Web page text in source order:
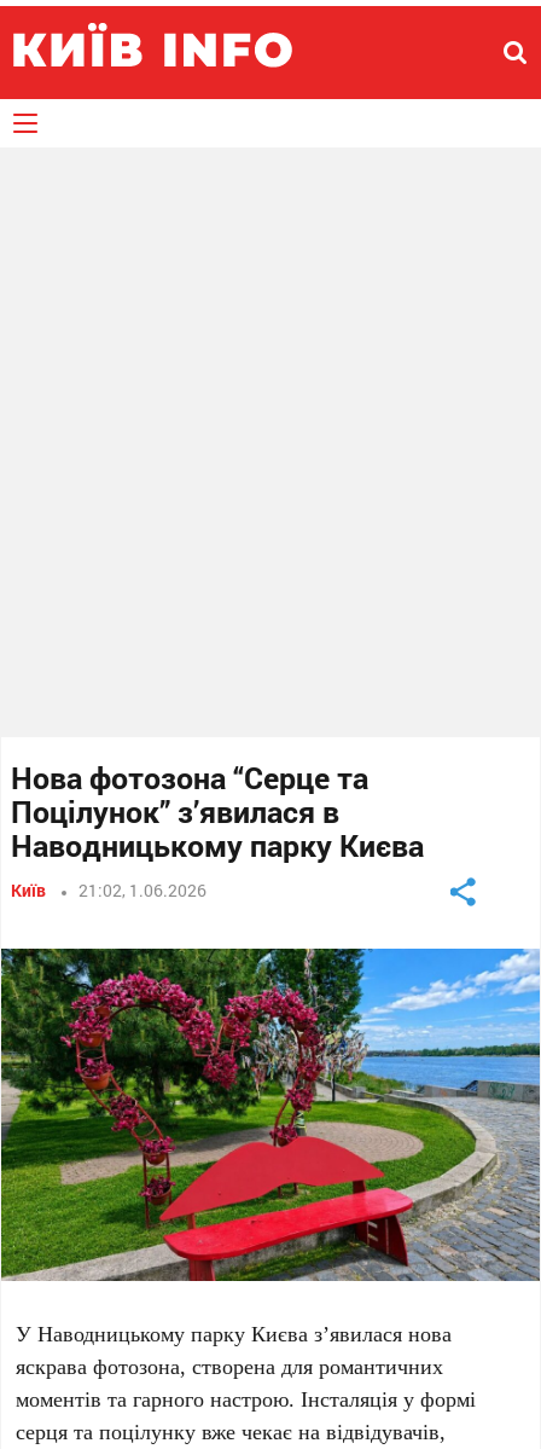
Нова фотозона “Серце та
Поцілунок” з’явилася в
Наводницькому парку Києва
Київ 21:02, 1.06.2026
УНаводницькому парку Києва з’явилася нова
яскрава фотозона, створена для романтичних
моментів та гарного настрою. Інсталяція у формі
серця та поцілунку вже чекає на відвідувачів,